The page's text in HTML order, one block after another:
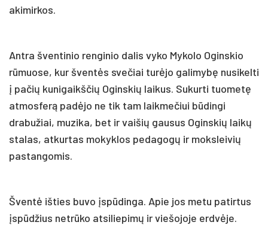
akimirkos.
Antra šventinio renginio dalis vyko Mykolo Oginskio
rūmuose, kur šventės svečiai turėjo galimybę nusikelti
į pačių kunigaikščių Oginskių laikus. Sukurti tuometę
atmosferą padėjo ne tik tam laikmečiui būdingi
drabužiai, muzika, bet ir vaišių gausus Oginskių laikų
stalas, atkurtas mokyklos pedagogų ir moksleivių
pastangomis.
Šventė išties buvo įspūdinga. Apie jos metu patirtus
įspūdžius netrūko atsiliepimų ir viešojoje erdvėje.